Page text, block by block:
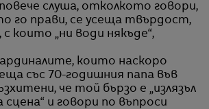
слуша, отколкото говори,
го прави, се усеща твърдост,
с които „ни води някъде“,
които наскоро
със 70-годишния папа във
че той бързо е „излязъл
и говори по въпроси